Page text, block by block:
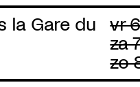
la Gare du
vr
za
zo